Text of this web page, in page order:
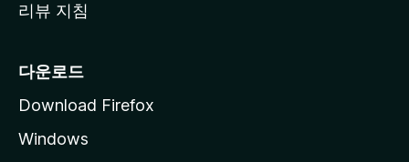
리뷰 지침
다운로드
Download Firefox
Windows